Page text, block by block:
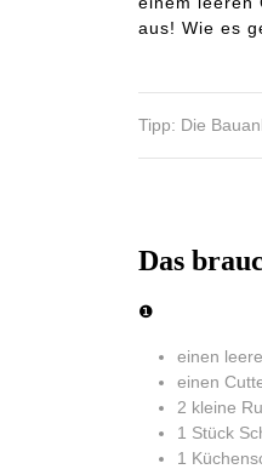
aus! Wie es
Tipp: Die
Das
❶
einen
einen
2 kleine
1 Stück
1